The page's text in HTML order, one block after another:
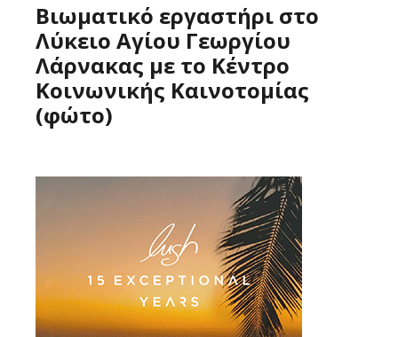
Βιωματικό εργαστήρι στο
Λύκειο Αγίου Γεωργίου
Λάρνακας με το Κέντρο
Κοινωνικής Καινοτομίας
(φώτο)